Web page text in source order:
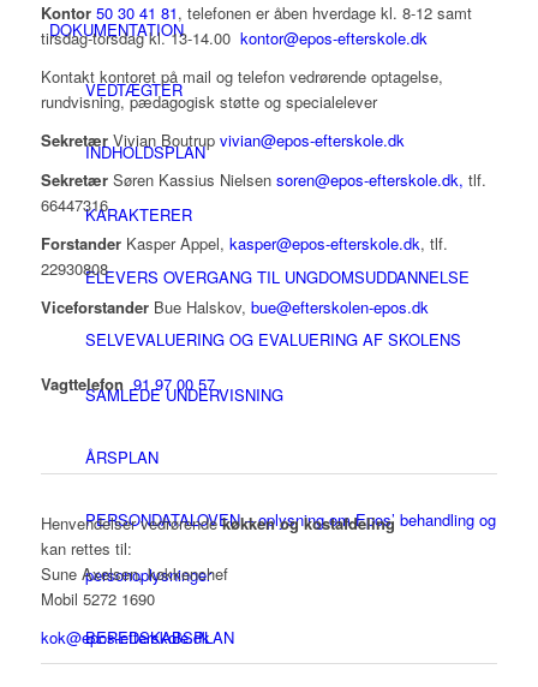
DOKUMENTATION
VEDTÆGTER
INDHOLDSPLAN
KARAKTERER
ELEVERS OVERGANG TIL UNGDOMSUDDANNELSE
SELVEVALUERING OG EVALUERING AF SKOLENS
SAMLEDE UNDERVISNING
ÅRSPLAN
PERSONDATALOVEN – oplysning om Epos’ behandling og
personoplysninger
BEREDSKABSPLAN
Kontor 50 30 41 81, telefonen er åben hverdage kl. 8-12 samt
tirsdag-torsdag kl. 13-14.00 kontor@epos-efterskole.dk
Kontakt kontoret på mail og telefon vedrørende optagelse,
rundvisning, pædagogisk støtte og specialelever
Sekretær Vivian Boutrup vivian@epos-efterskole.dk
Sekretær Søren Kassius Nielsen soren@epos-efterskole.dk, tlf.
66447316
ForstanderKasper Appel, kasper@epos-efterskole.dk, tlf.
22930808
ViceforstanderBue Halskov, bue@efterskolen-epos.dk
Vagttelefon 91 97 00 57
Henvendelser vedrørendekøkken og kostafdeling
kan rettes til:
Sune Axelsen, køkkenchef
Mobil 5272 1690
kok@epos-efterskole.dk